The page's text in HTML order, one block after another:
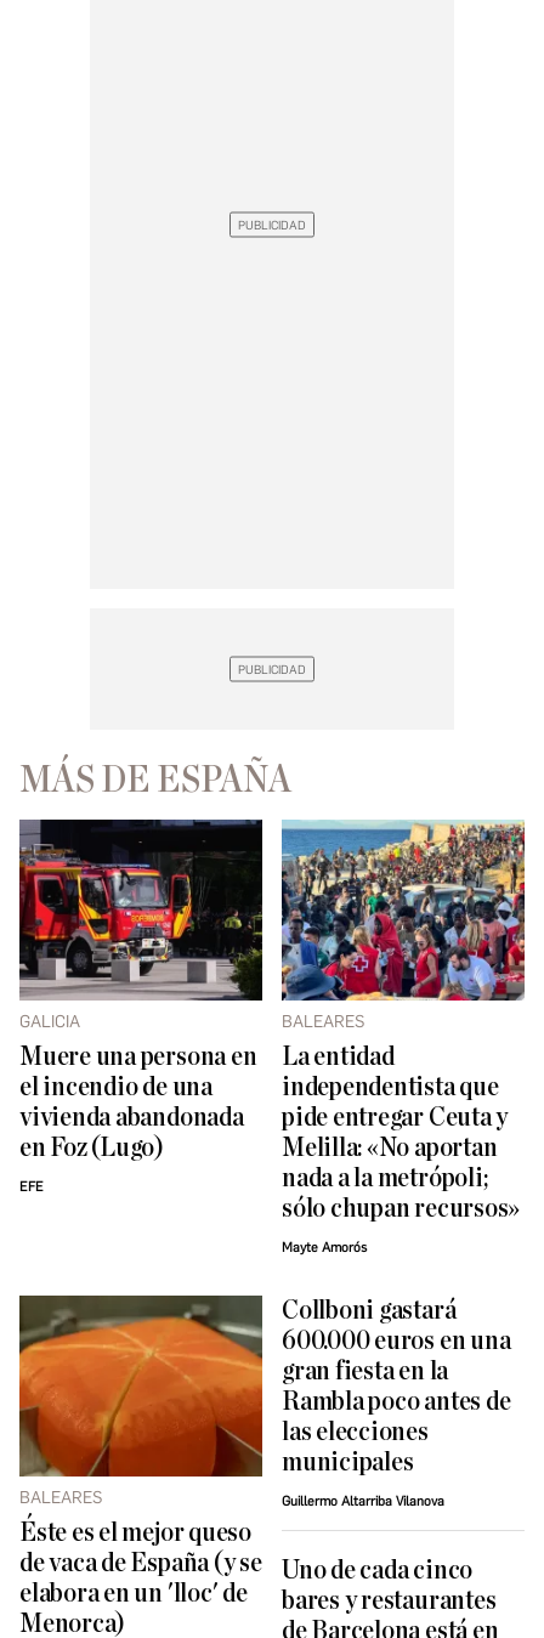
MÁS DE ESPAÑA
GALICIA
Muere una persona en
el incendio de una
vivienda abandonada
en Foz (Lugo)
EFE
BALEARES
La entidad
independentista que
pide entregar Ceuta y
Melilla: «No aportan
nada a la metrópoli;
sólo chupan recursos»
Mayte Amorós
BALEARES
Éste es el mejor queso
de vaca de España (y se
elabora en un 'lloc' de
Menorca)
Collboni gastará
600.000 euros en una
gran fiesta en la
Rambla poco antes de
las elecciones
municipales
Guillermo Altarriba Vilanova
Uno de cada cinco
bares y restaurantes
de Barcelona está en